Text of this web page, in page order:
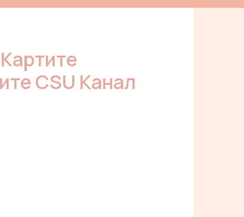
CSU Канал